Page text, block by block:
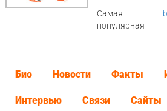
Самая
популярная
Био Новости Факты
Интервью Связи Сайты